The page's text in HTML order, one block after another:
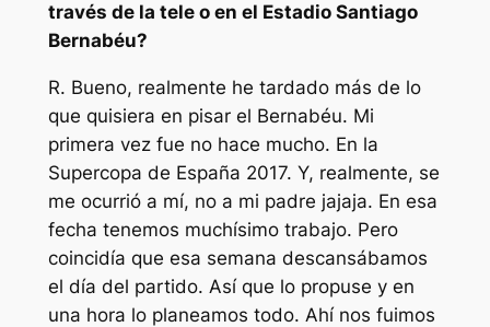
través de la tele o en el Estadio Santiago
Bernabéu?
R. Bueno, realmente he tardado más de lo
que quisiera en pisar el Bernabéu. Mi
primera vez fue no hace mucho. En la
Supercopa de España 2017. Y, realmente, se
me ocurrió a mí, no a mi padre jajaja. En esa
fecha tenemos muchísimo trabajo. Pero
coincidía que esa semana descansábamos
el día del partido. Así que lo propuse y en
una hora lo planeamos todo. Ahí nos fuimos